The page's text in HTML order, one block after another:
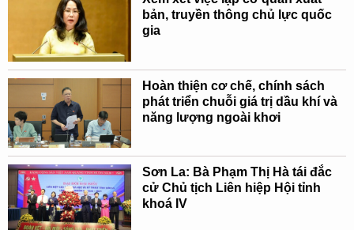
bản, truyền thông chủ lực quốc
gia
Hoàn thiện cơ chế, chính sách
phát triển chuỗi giá trị dầu khí và
năng lượng ngoài khơi
Sơn La: Bà Phạm Thị Hà tái đắc
cử Chủ tịch Liên hiệp Hội tỉnh
khoá IV